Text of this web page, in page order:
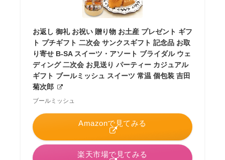
お返し 御礼 お祝い 贈り物 お土産 プレゼント ギフ
ト プチギフト 二次会 サンクスギフト 記念品 お取
り寄せ B-SA スイーツ・アソート ブライダル ウェ
ディング 二次会 お見送り パーティー カジュアル
ギフト ブールミッシュ スイーツ 常温 個包装 吉田
菊次郎
ブールミッシュ
Amazonで見てみる
楽天市場で見てみる